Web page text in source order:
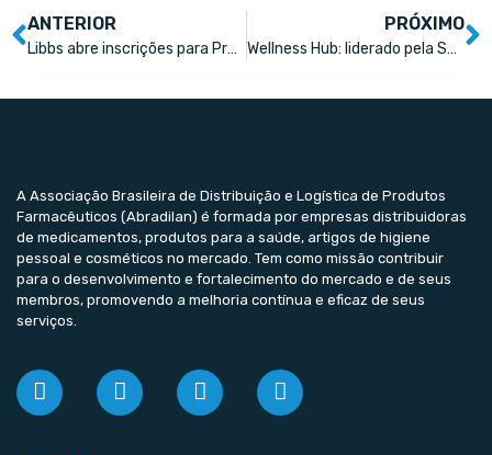
ANTERIOR
Libbs abre inscrições para Programa de Jovens Talentos 2024
PRÓXIMO
Wellness Hub: liderado pela SaudaBe Group será a grande novidade do Conexão Farma 2024
A Associação Brasileira de Distribuição e Logística de Produtos
Farmacêuticos (Abradilan) é formada por empresas distribuidoras
de medicamentos, produtos para a saúde, artigos de higiene
pessoal e cosméticos no mercado. Tem como missão contribuir
para o desenvolvimento e fortalecimento do mercado e de seus
membros, promovendo a melhoria contínua e eficaz de seus
serviços.